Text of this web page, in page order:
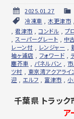
2025.01.27
冷凍車 ,木更津市
,君津市 ,コンドル プ
スーパーグレート 中
レーン付
レンジャー
袖ヶ浦店
フォワード
塵芥車
パネルバン ,
ツ村
東京湾アクアライ
迎
エルフ 富津市 ,小
千葉県 トラック
ア